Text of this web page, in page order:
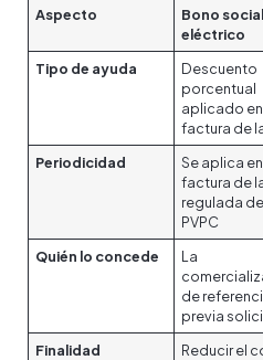
Aspecto
Bono social
eléctrico
Tipo de ayuda
Descuento
porcentual
aplicado
factura de
Periodicidad
Se aplica
factura de
regulada
PVPC
Quién lo concede
La
de
previa
Finalidad
Reducir el